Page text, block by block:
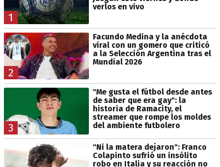
1
verlos en vivo
2
Facundo Medina y la anécdota
viral con un gomero que criticó
a la Selección Argentina tras el
Mundial 2026
3
"Me gusta el fútbol desde antes
de saber que era gay": la
historia de Ramacity, el
streamer que rompe los moldes
del ambiente futbolero
"Ni la matera dejaron": Franco
Colapinto sufrió un insólito
robo en Italia y su reacción no